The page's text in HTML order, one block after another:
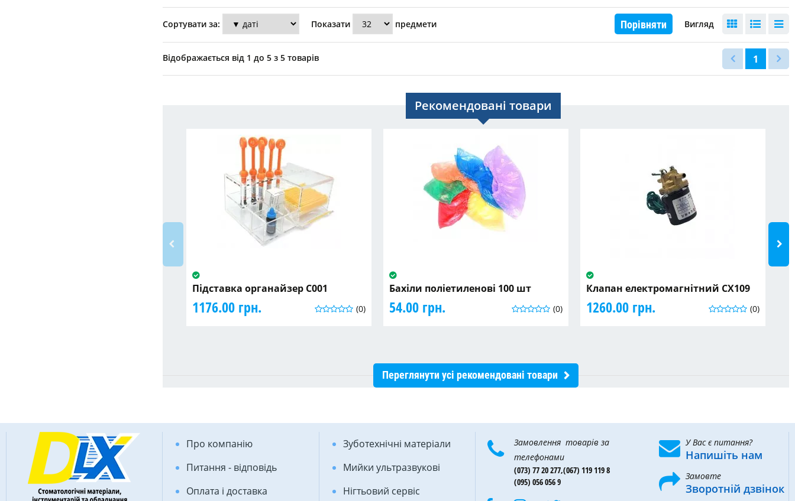
Вигляд
Порівняти
Сортувати за: Показати предмети
Відображається від 1 до 5 з 5 товарів 1
Рекомендовані товари
Підставка органайзер C001
(0)
1176.00 грн.
Бахіли поліетиленові 100 шт
(0)
54.00 грн.
Клапан електромагнітний CX109
(0)
1260.00 грн.
Переглянути усі рекомендовані товари
Про компанію
Питання - відповідь
Оплата і доставка
Зуботехнічні матеріали
Мийки ультразвукові
Нігтьовий сервіс
Замовлення товарів за
телефонами
(073) 77 20 277,(067) 119 119 8
(095) 056 056 9
У Вас є питання?
Напишіть нам
Замовте
Зворотній дзвінок